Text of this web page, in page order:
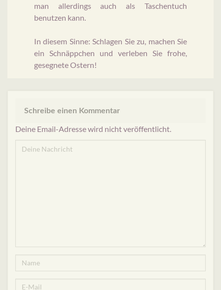
man allerdings auch als Taschentuch
benutzen kann.
In diesem Sinne: Schlagen Sie zu, machen Sie
ein Schnäppchen und verleben Sie frohe,
gesegnete Ostern!
Schreibe einen Kommentar
Deine Email-Adresse wird nicht veröffentlicht.